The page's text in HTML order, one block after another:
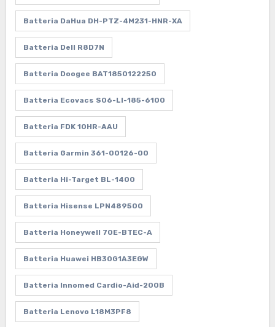
Batteria DaHua DH-PTZ-4M231-HNR-XA
Batteria Dell R8D7N
Batteria Doogee BAT1850122250
Batteria Ecovacs S06-LI-185-6100
Batteria FDK 10HR-AAU
Batteria Garmin 361-00126-00
Batteria Hi-Target BL-1400
Batteria Hisense LPN489500
Batteria Honeywell 70E-BTEC-A
Batteria Huawei HB30G1A3EGW
Batteria Innomed Cardio-Aid-200B
Batteria Lenovo L18M3PF8